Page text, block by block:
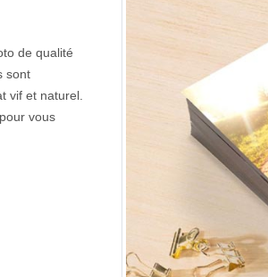
de qualité
sont
vif et naturel.
vous